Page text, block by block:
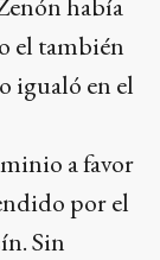
el también
igualó en el
a favor
por el
Sin